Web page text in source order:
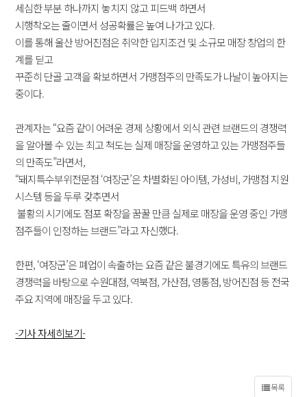
세심한 부분 하나까지 놓치지 않고 피드백 하면서
시행착오는 줄이면서 성공확률은 높여 나가고 있다.
이를 통해 울산 방어진점은 취약한 입지조건 및 소규모 매장 창업의 한
계를 딛고
꾸준히 단골 고객을 확보하면서 가맹점주의 만족도가 나날이 높아지는
중이다.
관계자는 “요즘 같이 어려운 경제 상황에서 외식 관련 브랜드의 경쟁력
을 알아볼 수 있는 최고 척도는 실제 매장을 운영하고 있는 가맹점주들
의 만족도”라면서,
“돼지특수부위전문점 ‘여장군’은 차별화된 아이템, 가성비, 가맹점 지원
시스템 등을 두루 갖추면서
불황의 시기에도 점포 확장을 꿈꿀 만큼 실제로 매장을 운영 중인 가맹
점주들이 인정하는 브랜드”라고 자신했다.
한편, ‘여장군’은 폐업이 속출하는 요즘 같은 불경기에도 특유의 브랜드
경쟁력을 바탕으로 수원대점, 역북점, 가산점, 영통점, 방어진점 등 전국
주요 지역에 매장을 두고 있다.
-기사 자세히보기-
목록